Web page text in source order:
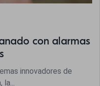
con alarmas
innovadores de
la...